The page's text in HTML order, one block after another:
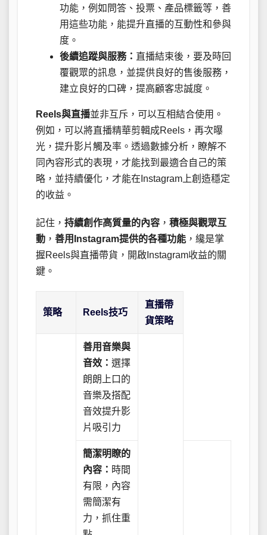
功能，例如問答、投票、產品標籤等，善
用這些功能，能提升直播的互動性和參與
度。
後續追蹤與服務： 直播結束後，要及時回
覆觀眾的訊息，並提供良好的售後服務，
建立良好的口碑，提高顧客忠誠度。
Reels與直播並非互斥，可以互相結合使用。
例如，可以將直播精華剪輯成Reels，再次曝
光，提升影片觸及率。透過數據分析，瞭解不
同內容形式的表現，才能找到最適合自己的策
略，並持續優化，才能在Instagram上創造穩定
的收益。
記住， 持續創作高質量的內容 ， 積極與觀眾互
動 ， 善用Instagram提供的各種功能 ，纔是掌
握Reels與直播帶貨，開啟Instagram收益的關
鍵。
策略 Reels技巧
直播帶
貨策略
善用音樂與
音效：選擇
朗朗上口的
音樂及搭配
音效提升影
片吸引力
簡潔明瞭的
內容： 時間
有限，內容
需簡潔有
力，抓住重